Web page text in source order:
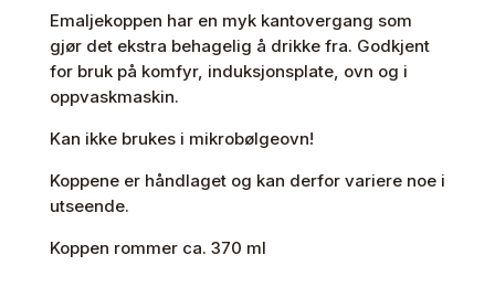
Emaljekoppen har en myk kantovergang som
gjør det ekstra behagelig å drikke fra. Godkjent
for bruk på komfyr, induksjonsplate, ovn og i
oppvaskmaskin.
Kan ikke brukes i mikrobølgeovn!
Koppene er håndlaget og kan derfor variere noe i
utseende.
Koppen rommer ca. 370 ml